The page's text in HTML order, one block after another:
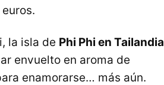
la isla de Phi Phi en Tailandia
envuelto en aroma de
enamorarse… más aún.